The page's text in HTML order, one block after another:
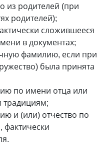
из родителей (при
родителей);
сложившееся
в документах;
фамилию, если при
была принята
по имени отца или
и (или) отчество по